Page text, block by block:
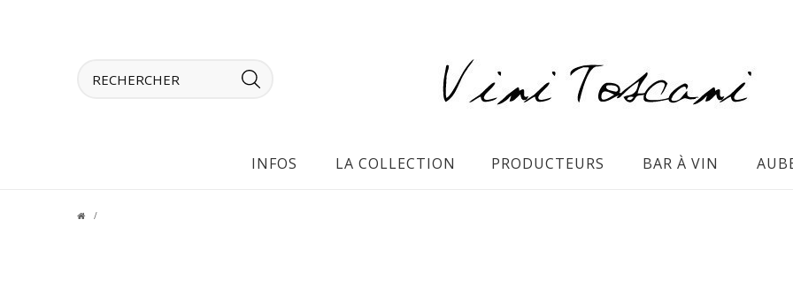
INFOS LA COLLECTION PRODUCTEURS BAR À VIN